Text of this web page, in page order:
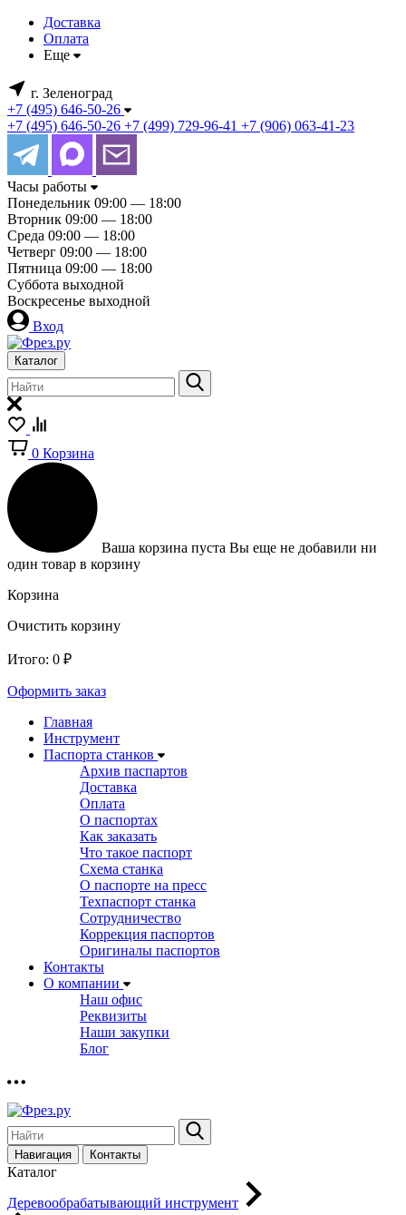
Доставка
Оплата
Еще
г. Зеленоград
+7 (495) 646-50-26
+7 (495) 646-50-26 +7 (499) 729-96-41 +7 (906) 063-41-23
Часы работы
Понедельник 09:00 — 18:00
Вторник 09:00 — 18:00
Среда 09:00 — 18:00
Четверг 09:00 — 18:00
Пятница 09:00 — 18:00
Суббота выходной
Воскресенье выходной
Вход
Каталог
0 Корзина
Ваша корзина пуста Вы еще не добавили ни
один товар в корзину
Корзина
Очистить корзину
Итого: 0 ₽
Оформить заказ
Главная
Инструмент
Паспорта станков
Архив паспартов
Доставка
Оплата
О паспортах
Как заказать
Что такое паспорт
Схема станка
О паспорте на пресс
Техпаспорт станка
Сотрудничество
Коррекция паспортов
Оригиналы паспортов
Контакты
О компании
Наш офис
Реквизиты
Наши закупки
Блог
Навигация Контакты
Каталог
Деревообрабатывающий инструмент